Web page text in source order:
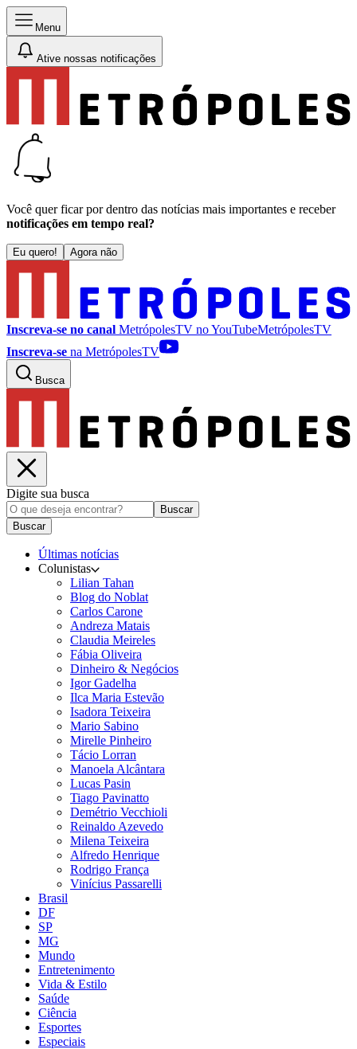
Menu
Ative nossas notificações
Você quer ficar por dentro das notícias mais importantes e receber
notificações em tempo real?
Eu quero! Agora não
Inscreva-se no canal MetrópolesTV noYouTubeMetrópolesTV
Inscreva-se na MetrópolesTV
Busca
Digite sua busca
Buscar
Buscar
Últimas notícias
Colunistas
Lilian Tahan
Blog do Noblat
Carlos Carone
Andreza Matais
Claudia Meireles
Fábia Oliveira
Dinheiro & Negócios
Igor Gadelha
Ilca Maria Estevão
Isadora Teixeira
Mario Sabino
Mirelle Pinheiro
Tácio Lorran
Manoela Alcântara
Lucas Pasin
Tiago Pavinatto
Demétrio Vecchioli
Reinaldo Azevedo
Milena Teixeira
Alfredo Henrique
Rodrigo França
Vinícius Passarelli
Brasil
DF
SP
MG
Mundo
Entretenimento
Vida & Estilo
Saúde
Ciência
Esportes
Especiais